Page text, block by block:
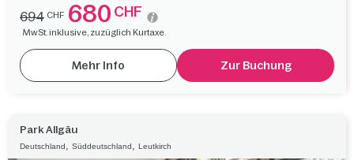
694 CHF 680 CHF
MwSt. inklusive, zuzüglich Kurtaxe.
Mehr Info Zur Buchung
Park Allgäu
Deutschland Süddeutschland Leutkirch